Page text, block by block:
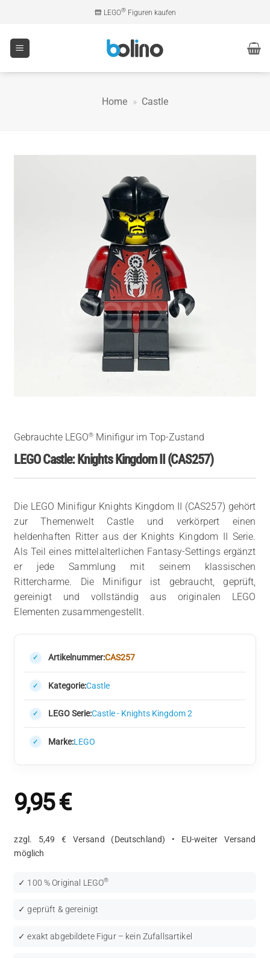
springen
LEGO®Figuren kaufen
Home » Castle
Gebrauchte LEGO® Minifigur im Top-Zustand
LEGO Castle: Knights Kingdom II (CAS257)
Die LEGO Minifigur Knights Kingdom II (CAS257) gehört
zur Themenwelt Castle und verkörpert einen
heldenhaften Ritter aus der Knights Kingdom II Serie.
Als Teil eines mittelalterlichen Fantasy-Settings ergänzt
er jede Sammlung mit seinem klassischen
Rittercharme. Die Minifigur ist gebraucht, geprüft,
gereinigt und vollständig aus originalen LEGO
Elementen zusammengestellt.
Artikelnummer:CAS257
Kategorie:Castle
LEGO Serie:Castle - Knights Kingdom 2
Marke:LEGO
9,95€
zzgl. 5,49 € Versand (Deutschland) • EU-weiter Versand
möglich
✓ 100 % Original LEGO®
✓ geprüft & gereinigt
✓ exakt abgebildete Figur – kein Zufallsartikel